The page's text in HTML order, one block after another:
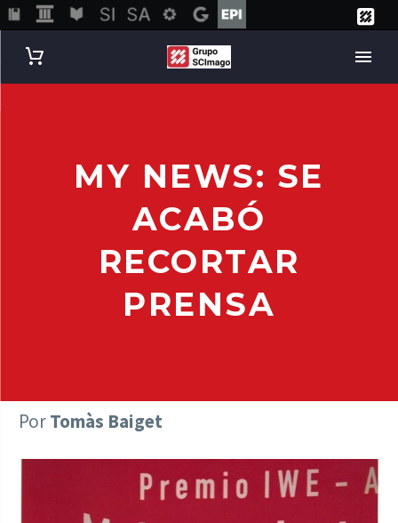
MY NEWS: SE
ACABÓ
RECORTAR
PRENSA
PorTomàs Baiget